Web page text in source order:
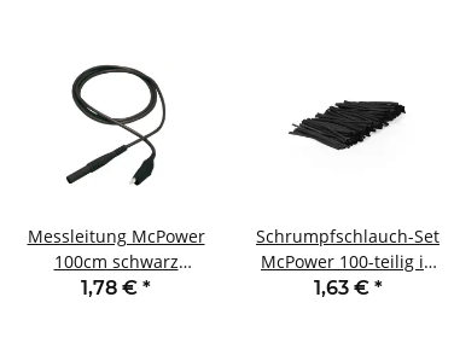
Messleitung McPower
100cm schwarz
Sicherheitsstecker ->
1,78 € *
Schrumpfschlauch-Set
McPower 100-teilig in
Sortimentsbeutel
1,63 € *